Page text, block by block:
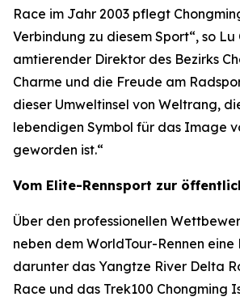
Race im Jahr 2003 pflegt
Verbindung zu diesem Sport“, so Lu
amtierender Direktor des Bezirks
Charme und die Freude am
dieser Umweltinsel von Weltrang,
lebendigen Symbol für das Image
geworden ist.“
Vom Elite-Rennsport zur
Über den professionellen
neben dem WorldTour-Rennen eine
darunter das Yangtze River Delta
Race und das Trek100 Chongming